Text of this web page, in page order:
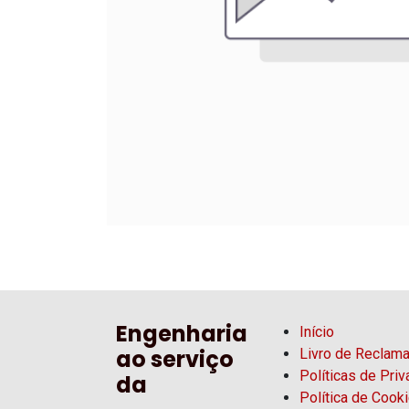
Engenharia
ao serviço
da
Início
Livro de
Políticas de
Política de